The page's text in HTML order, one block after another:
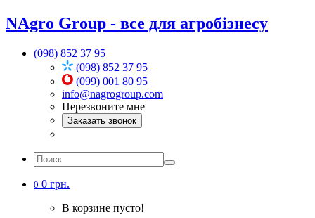
NAgro Group - все для агробізнесу
(098) 852 37 95
(098) 852 37 95
(099) 001 80 95
info@nagrogroup.com
Перезвоните мне
Заказать звонок
0 0 грн.
В корзине пусто!